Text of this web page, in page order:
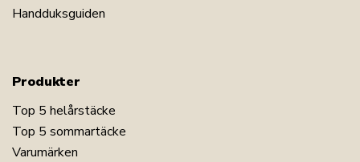
Handduksguiden
Produkter
Top 5 helårstäcke
Top 5 sommartäcke
Varumärken